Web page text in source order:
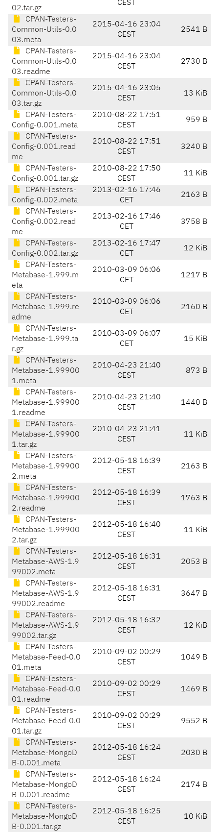
02.tar.gz
CEST
CPAN-Testers-
Common-Utils-0.0
03.meta
2015-04-16 23:04
CEST
2541 B
CPAN-Testers-
Common-Utils-0.0
03.readme
2015-04-16 23:04
CEST
2730 B
CPAN-Testers-
Common-Utils-0.0
03.tar.gz
2015-04-16 23:05
CEST
13 KiB
CPAN-Testers-
Config-0.001.meta
2010-08-22 17:51
CEST
959 B
CPAN-Testers-
Config-0.001.read
me
2010-08-22 17:51
CEST
3240 B
CPAN-Testers-
Config-0.001.tar.gz
2010-08-22 17:50
CEST
11 KiB
CPAN-Testers-
Config-0.002.meta
2013-02-16 17:46
CET
2163 B
CPAN-Testers-
Config-0.002.read
me
2013-02-16 17:46
CET
3758 B
CPAN-Testers-
Config-0.002.tar.gz
2013-02-16 17:47
CET
12 KiB
CPAN-Testers-
Metabase-1.999.m
eta
2010-03-09 06:06
CET
1217 B
CPAN-Testers-
Metabase-1.999.re
adme
2010-03-09 06:06
CET
2160 B
CPAN-Testers-
Metabase-1.999.ta
r.gz
2010-03-09 06:07
CET
15 KiB
CPAN-Testers-
Metabase-1.99900
1.meta
2010-04-23 21:40
CEST
873 B
CPAN-Testers-
Metabase-1.99900
1.readme
2010-04-23 21:40
CEST
1440 B
CPAN-Testers-
Metabase-1.99900
1.tar.gz
2010-04-23 21:41
CEST
11 KiB
CPAN-Testers-
Metabase-1.99900
2.meta
2012-05-18 16:39
CEST
2163 B
CPAN-Testers-
Metabase-1.99900
2.readme
2012-05-18 16:39
CEST
1763 B
CPAN-Testers-
Metabase-1.99900
2.tar.gz
2012-05-18 16:40
CEST
11 KiB
CPAN-Testers-
Metabase-AWS-1.9
99002.meta
2012-05-18 16:31
CEST
2053 B
CPAN-Testers-
Metabase-AWS-1.9
99002.readme
2012-05-18 16:31
CEST
3647 B
CPAN-Testers-
Metabase-AWS-1.9
99002.tar.gz
2012-05-18 16:32
CEST
12 KiB
CPAN-Testers-
Metabase-Feed-0.0
01.meta
2010-09-02 00:29
CEST
1049 B
CPAN-Testers-
Metabase-Feed-0.0
01.readme
2010-09-02 00:29
CEST
1469 B
CPAN-Testers-
Metabase-Feed-0.0
01.tar.gz
2010-09-02 00:29
CEST
9552 B
CPAN-Testers-
Metabase-MongoD
B-0.001.meta
2012-05-18 16:24
CEST
2030 B
CPAN-Testers-
Metabase-MongoD
B-0.001.readme
2012-05-18 16:24
CEST
2174 B
CPAN-Testers-
Metabase-MongoD
B-0.001.tar.gz
2012-05-18 16:25
CEST
10 KiB